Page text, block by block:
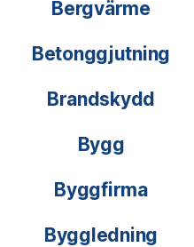
Bergvärme
Betonggjutning
Brandskydd
Bygg
Byggfirma
Byggledning